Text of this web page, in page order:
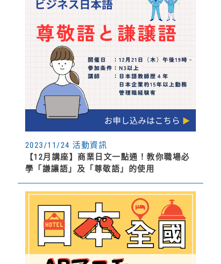
2023/11/24 活動資訊
【12月講座】商業日文一點通！教你職場必
學「謙讓語」及「尊敬語」的使用